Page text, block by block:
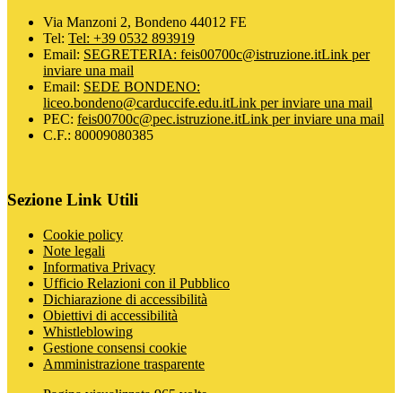
Via Manzoni 2, Bondeno 44012 FE
Tel: Tel: +39 0532 893919
Email: SEGRETERIA: feis00700c@istruzione.itLink per
inviare una mail
Email: SEDE BONDENO:
liceo.bondeno@carduccife.edu.itLink per inviare una mail
PEC: feis00700c@pec.istruzione.itLink per inviare una mail
C.F.: 80009080385
Sezione Link Utili
Cookie policy
Note legali
Informativa Privacy
Ufficio Relazioni con il Pubblico
Dichiarazione di accessibilità
Obiettivi di accessibilità
Whistleblowing
Gestione consensi cookie
Amministrazione trasparente